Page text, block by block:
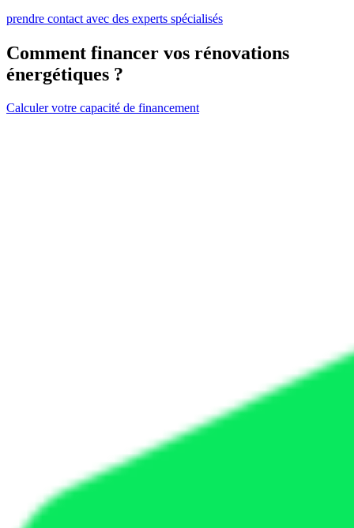
prendre contact avec des experts spécialisés
Comment financer vos rénovations
énergétiques ?
Calculer votre capacité de financement